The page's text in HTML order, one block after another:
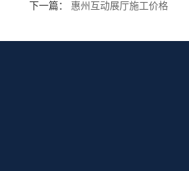
下一篇： 惠州互动展厅施工价格